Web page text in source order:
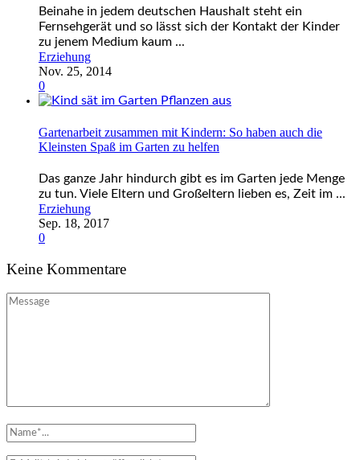
Beinahe in jedem deutschen Haushalt steht ein
Fernsehgerät und so lässt sich der Kontakt der Kinder
zu jenem Medium kaum ...
Erziehung
Nov. 25, 2014
0
Gartenarbeit zusammen mit Kindern: So haben auch die
Kleinsten Spaß im Garten zu helfen
Das ganze Jahr hindurch gibt es im Garten jede Menge
zu tun. Viele Eltern und Großeltern lieben es, Zeit im ...
Erziehung
Sep. 18, 2017
0
Keine Kommentare